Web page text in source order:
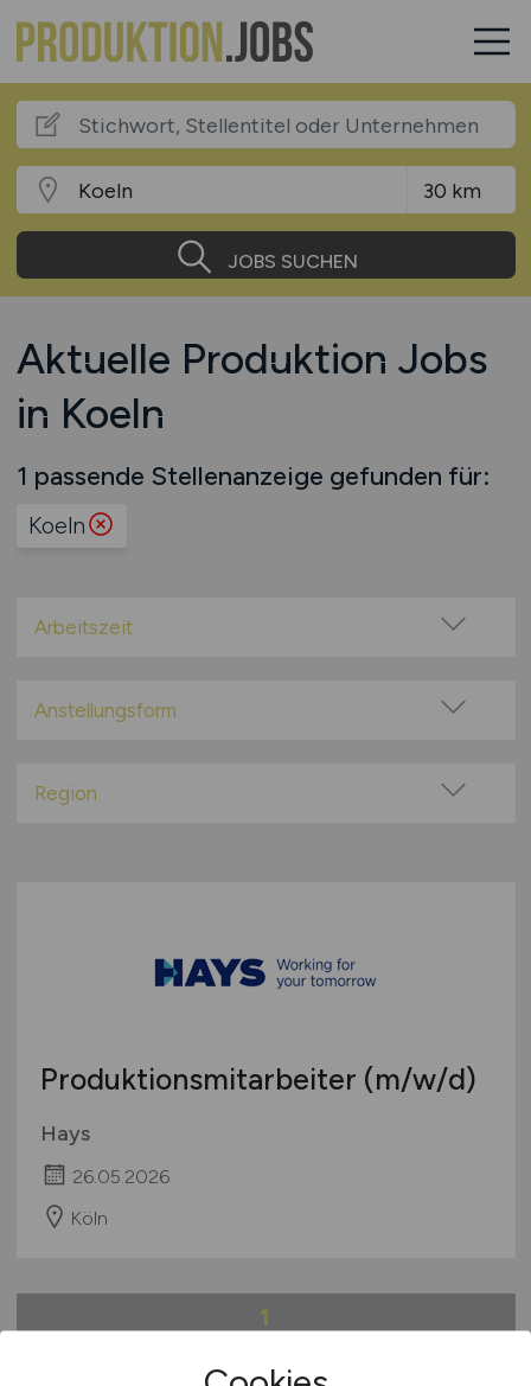
JOBS SUCHEN
Aktuelle Produktion Jobs
in Koeln
1 passende Stellenanzeige gefunden für:
Koeln
Arbeitszeit
Teilzeit
Anstellungsform
befristete Anstellung
geringfügige Beschäftigung / Minijob
Studentenjobs / Werkstudenten
Praktikum
Region
Mecklenburg-Vorpommern
Nordrhein-Westfalen
Rheinland-Pfalz
Saarland
Produktionsmitarbeiter (m/w/d)
Hays
26.05.2026
Köln
1